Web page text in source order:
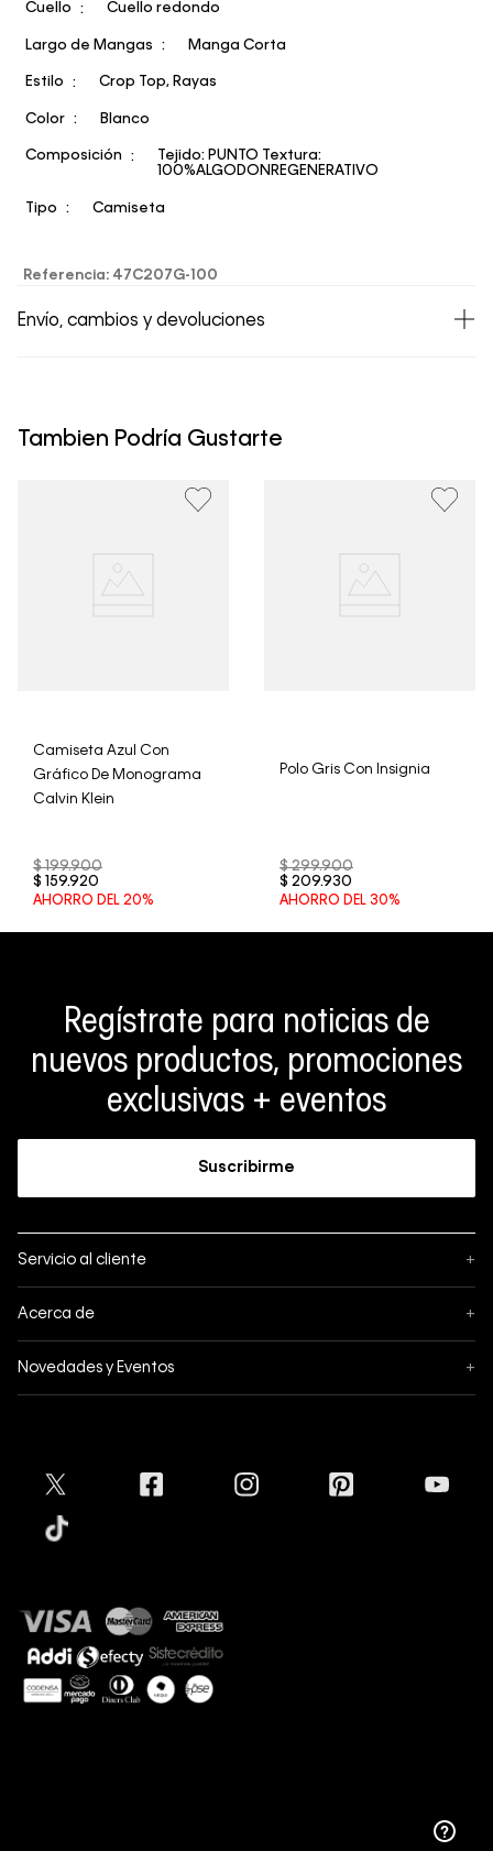
Cuello Cuello redondo
Largo de Mangas Manga Corta
Estilo Crop Top, Rayas
Color Blanco
Composición
Tejido: PUNTO Textura:
100%ALGODONREGENERATIVO
Tipo Camiseta
Referencia: 47C207G-100
Envío, cambios y devoluciones
un período de 30 días calendario tras la recepción.
clientes, no aceptamos devoluciones en ropa interior y
Tambien Podría Gustarte
Camiseta Azul Con
Gráfico De Monograma
Calvin Klein
$ 199.900
$
159.920
AHORRO DEL 20%
Polo Gris Con Insignia
$ 299.900
$ 209.930
AHORRO DEL 30%
Regístrate para noticias de
nuevos productos, promociones
exclusivas + eventos
Suscribirme
Servicio al cliente +
Mis pedidos
Formas de pago
Envíos
Tiendas
Acerca de +
Política de privacidad
Guía de tallas
Guía de cuidado Denim
Sostenibilidad
Novedades y Eventos +
Cyber Lunes
Mapa del sitio